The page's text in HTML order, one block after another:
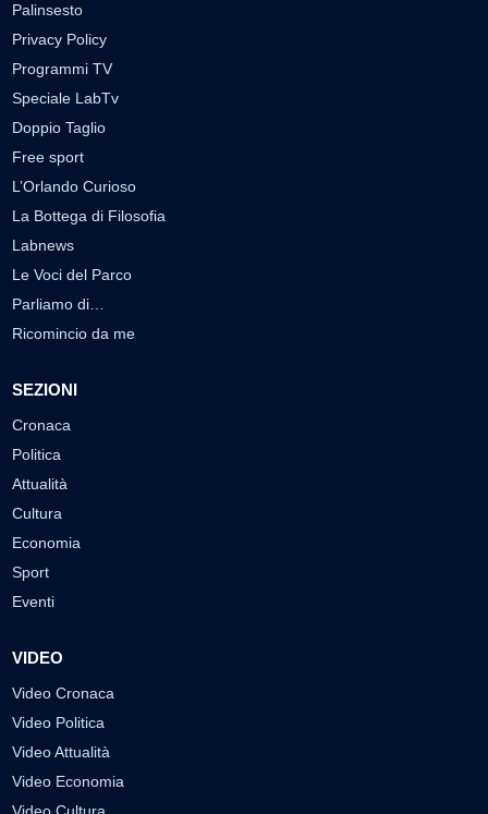
Palinsesto
Privacy Policy
Programmi TV
Speciale LabTv
Doppio Taglio
Free sport
L’Orlando Curioso
La Bottega di Filosofia
Labnews
Le Voci del Parco
Parliamo di…
Ricomincio da me
SEZIONI
Cronaca
Politica
Attualità
Cultura
Economia
Sport
Eventi
VIDEO
Video Cronaca
Video Politica
Video Attualità
Video Economia